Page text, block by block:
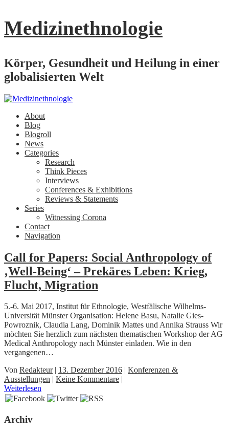
Medizinethnologie
Körper, Gesundheit und Heilung in einer
globalisierten Welt
About
Blog
Blogroll
News
Categories
Research
Think Pieces
Interviews
Conferences & Exhibitions
Reviews & Statements
Series
Witnessing Corona
Contact
Navigation
Call for Papers: Social Anthropology of
‚Well-Being‘ – Prekäres Leben: Krieg,
Flucht, Migration
5.-6. Mai 2017, Institut für Ethnologie, Westfälische Wilhelms-
Universität Münster Organisation: Helene Basu, Natalie Gies-
Powroznik, Claudia Lang, Dominik Mattes und Annika Strauss Wir
möchten Sie herzlich zum nächsten thematischen Workshop der AG
Medical Anthropology nach Münster einladen. Wie in den
vergangenen…
Von Redakteur| 13. Dezember 2016 | Konferenzen &
Ausstellungen | Keine Kommentare |
Weiterlesen
Archiv